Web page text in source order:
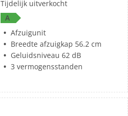
Tijdelijk uitverkocht
A
Afzuigunit
Breedte afzuigkap 56.2 cm
Geluidsniveau 62 dB
3 vermogensstanden